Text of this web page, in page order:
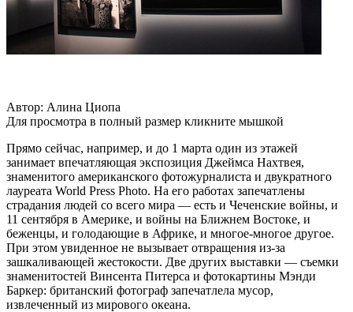
Автор: Алина Циопа
Для просмотра в полный размер кликните мышкой
Прямо сейчас, например, и до 1 марта один из этажей
занимает впечатляющая экспозиция Джеймса Нахтвея,
знаменитого американского фотожурналиста и двукратного
лауреата World Press Photo. На его работах запечатлены
страдания людей со всего мира — есть и Чеченские войны, и
11 сентября в Америке, и войны на Ближнем Востоке, и
беженцы, и голодающие в Африке, и многое-многое другое.
При этом увиденное не вызывает отвращения из-за
зашкаливающей жестокости. Две других выставки — съемки
знаменитостей Винсента Питерса и фотокартины Мэнди
Баркер: британский фотограф запечатлела мусор,
извлеченный из мирового океана.